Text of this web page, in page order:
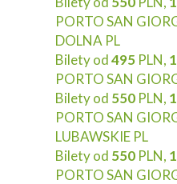
PORTO SAN
DOLNA PL
Bilety od495 PLN,
PORTO SAN
Bilety od 550 PLN,
PORTO SAN
LUBAWSKIE PL
Bilety od 550 PLN,
PORTO SAN